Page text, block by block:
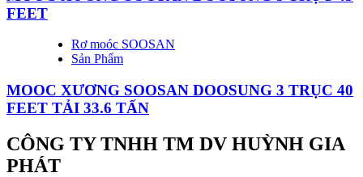
FEET
Rơ moóc SOOSAN
Sản Phẩm
MOOC XƯƠNG SOOSAN DOOSUNG 3 TRỤC 40
FEET TẢI 33.6 TẤN
CÔNG TY TNHH TM DV HUỲNH GIA
PHÁT